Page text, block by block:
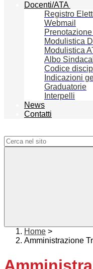
Docenti/ATA
Registro
Webmail
Modulistica
Modulistica
Albo
Codice
Indicazioni
Graduatorie
Interpelli
News
Contatti
Home >
Amministrazione